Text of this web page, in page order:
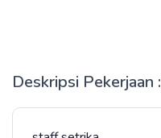
Deskripsi Pekerjaan :